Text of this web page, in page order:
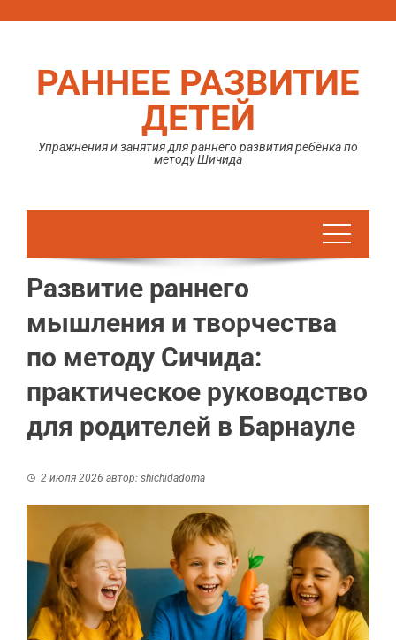
РАННЕЕ РАЗВИТИЕ
ДЕТЕЙ
Упражнения и занятия для раннего развития ребёнка по
методу Шичида
Развитие раннего
мышления и творчества
по методу Сичида:
практическое руководство
для родителей в Барнауле
2 июля 2026 автор: shichidadoma